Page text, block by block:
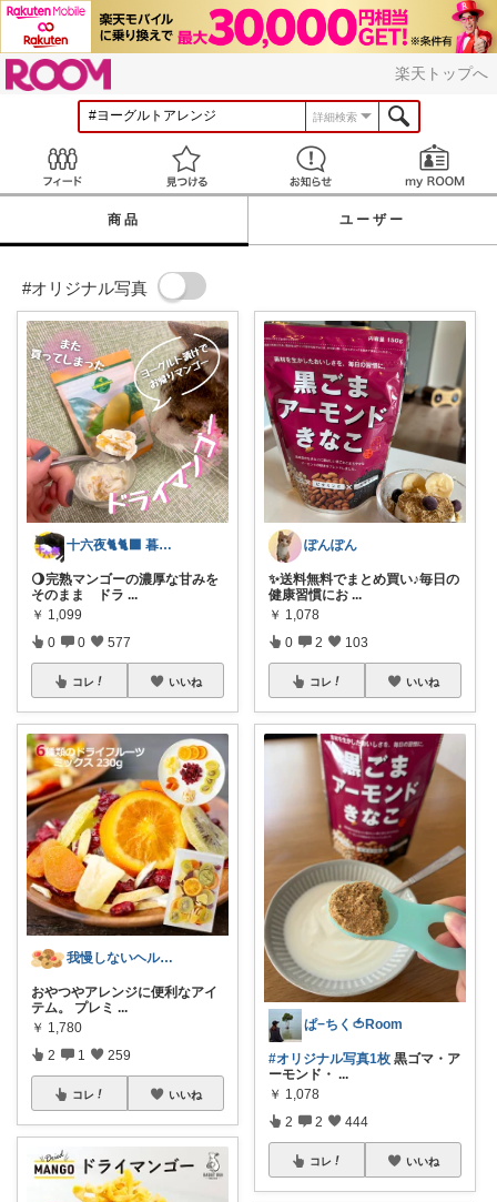
楽天トップへ
詳細検索
見つける お知らせ
商品 ユーザー
#オリジナル写真
十六夜🐈🐈‍⬛ 暮らしのあれこれ
🌖完熟マンゴーの濃厚な甘みを
そのまま ドラ ...
￥ 1,099
0 0 577
コレ いいね
我慢しないヘルシー生活｜時短×健康ごはん
おやつやアレンジに便利なアイ
テム。 プレミ ...
￥ 1,780
2 1 259
コレ いいね
ぽんぽん
✨送料無料でまとめ買い♪毎日の
健康習慣にお ...
￥ 1,078
0 2 103
コレ いいね
ぱ−ちく🍅Room
#オリジナル写真1枚 黒ゴマ・ア
ーモンド・ ...
￥ 1,078
2 2 444
コレ いいね